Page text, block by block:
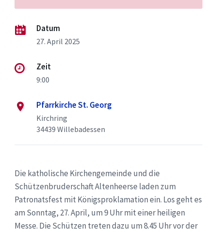
Datum
27. April 2025
Zeit
9:00
Pfarrkirche St. Georg
Kirchring
34439 Willebadessen
Die katholische Kirchengemeinde und die
Schützenbruderschaft Altenheerse laden zum
Patronatsfest mit Königsproklamation ein. Los geht es
am Sonntag, 27. April, um 9 Uhr mit einer heiligen
Messe. Die Schützen treten dazu um 8.45 Uhr vor der